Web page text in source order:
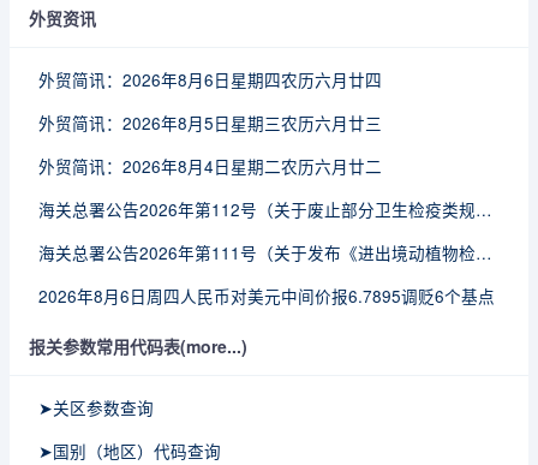
外贸资讯
外贸简讯：2026年8月6日星期四农历六月廿四
外贸简讯：2026年8月5日星期三农历六月廿三
外贸简讯：2026年8月4日星期二农历六月廿二
海关总署公告2026年第112号（关于废止部分卫生检疫类规范性文件的公告）
海关总署公告2026年第111号（关于发布《进出境动植物检疫处理监督管理工作规定》《进出境卫生处理监督管理工作规定》的公告）
2026年8月6日周四人民币对美元中间价报6.7895调贬6个基点
报关参数常用代码表(more...)
➤关区参数查询
➤国别（地区）代码查询